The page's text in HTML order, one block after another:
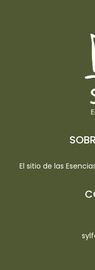
El sitio de las